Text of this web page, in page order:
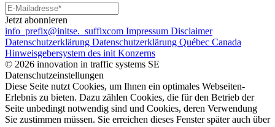
Jetzt abonnieren
info _prefix@initse. _suffixcom Impressum Disclaimer
Datenschutzerklärung Datenschutzerklärung Québec Canada
Hinweisgebersystem des init Konzerns
© 2026 innovation in traffic systems SE
Datenschutzeinstellungen
Diese Seite nutzt Cookies, um Ihnen ein optimales Webseiten-
Erlebnis zu bieten. Dazu zählen Cookies, die für den Betrieb der
Seite unbedingt notwendig sind und Cookies, deren Verwendung
Sie zustimmen müssen. Sie erreichen dieses Fenster später auch über